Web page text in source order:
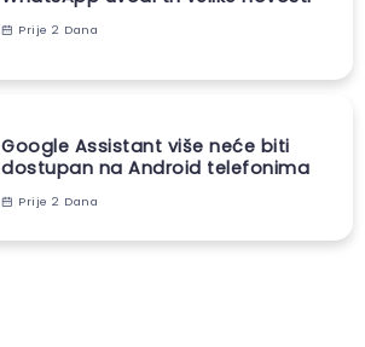
Prije 2 Dana
Google Assistant više neće biti
dostupan na Android telefonima
Prije 2 Dana